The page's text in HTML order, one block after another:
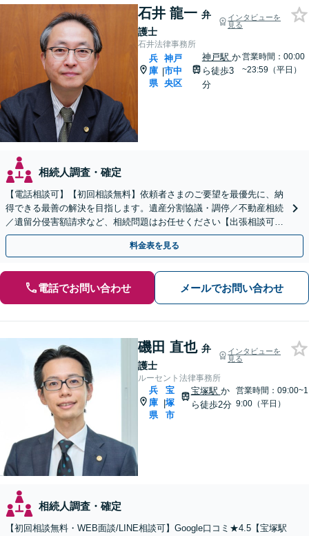
石井 龍一 弁
護士
インタビューを
見る
石井法律事務所
兵
庫
県
|
神戸
市中
央区
神戸駅 か
ら徒歩3
分
営業時間：00:00
~23:59（平日）
相続人調査・確定
【電話相談可】【初回相談無料】依頼者さまのご要望を最優先に、納
得できる最善の解決を目指します。遺産分割協議・調停／不動産相続
／遺留分侵害額請求など、相続問題はお任せください【出張相談可】
紛争化したトラブルのご相談も対応します【神戸駅3分】
料金表を見る
電話でお問い合わせ メールでお問い合わせ
磯田 直也 弁
護士
インタビューを
見る
ルーセント法律事務所
兵
庫
県
|
宝
塚
市
宝塚駅 か
ら徒歩2分
営業時間：09:00~1
9:00（平日）
相続人調査・確定
【初回相談無料・WEB面談/LINE相談可】Google口コミ★4.5【宝塚駅